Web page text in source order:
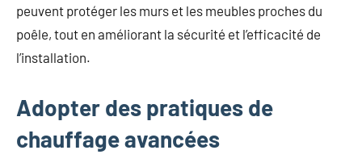
peuvent protéger les murs et les meubles proches du
poêle, tout en améliorant la sécurité et l’efficacité de
l’installation.
Adopter des pratiques de
chauffage avancées